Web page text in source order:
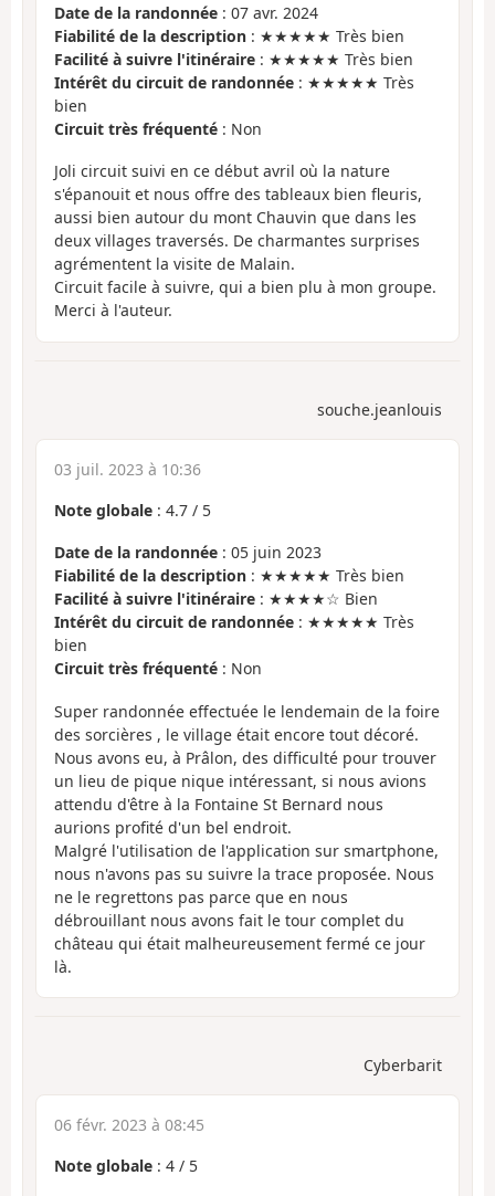
Date de la randonnée : 07 avr. 2024
Fiabilité de la description : ★★★★★ Très bien
Facilité à suivre l'itinéraire : ★★★★★ Très bien
Intérêt du circuit de randonnée : ★★★★★ Très
bien
Circuit très fréquenté : Non
Joli circuit suivi en ce début avril où la nature
s'épanouit et nous offre des tableaux bien fleuris,
aussi bien autour du mont Chauvin que dans les
deux villages traversés. De charmantes surprises
agrémentent la visite de Malain.
Circuit facile à suivre, qui a bien plu à mon groupe.
Merci à l'auteur.
souche.jeanlouis
03 juil. 2023 à 10:36
Note globale : 4.7 / 5
Date de la randonnée : 05 juin 2023
Fiabilité de la description : ★★★★★ Très bien
Facilité à suivre l'itinéraire : ★★★★☆ Bien
Intérêt du circuit de randonnée : ★★★★★ Très
bien
Circuit très fréquenté : Non
Super randonnée effectuée le lendemain de la foire
des sorcières , le village était encore tout décoré.
Nous avons eu, à Prâlon, des difficulté pour trouver
un lieu de pique nique intéressant, si nous avions
attendu d'être à la Fontaine St Bernard nous
aurions profité d'un bel endroit.
Malgré l'utilisation de l'application sur smartphone,
nous n'avons pas su suivre la trace proposée. Nous
ne le regrettons pas parce que en nous
débrouillant nous avons fait le tour complet du
château qui était malheureusement fermé ce jour
là.
Cyberbarit
06 févr. 2023 à 08:45
Note globale : 4 / 5